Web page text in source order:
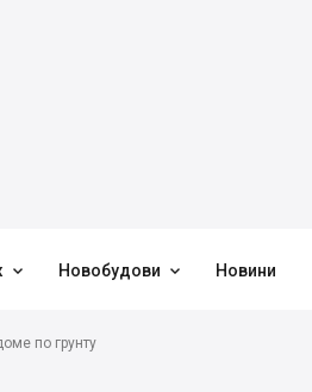
 Новобудови  Новини
по грунту